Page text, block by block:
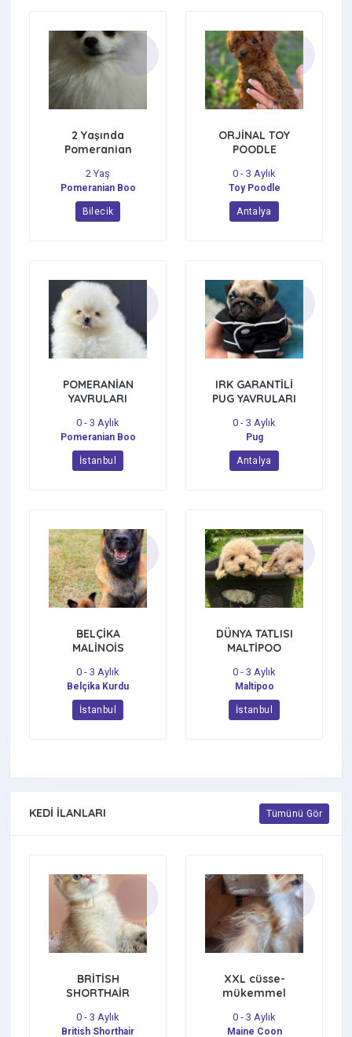
2 Yaşında
Pomeranian
2 Yaş
Pomeranian Boo
Bilecik
ORJİNAL TOY
POODLE
0 - 3 Aylık
Toy Poodle
Antalya
POMERANİAN
YAVRULARI
0 - 3 Aylık
Pomeranian Boo
İstanbul
IRK GARANTİLİ
PUG YAVRULARI
0 - 3 Aylık
Pug
Antalya
BELÇİKA
MALİNOİS
0 - 3 Aylık
Belçika Kurdu
İstanbul
DÜNYA TATLISI
MALTİPOO
0 - 3 Aylık
Maltipoo
İstanbul
KEDI İLANLARI Tümünü Gör
BRİTİSH
SHORTHAİR
0 - 3 Aylık
British Shorthair
XXL cüsse-
mükemmel
belge
0 - 3 Aylık
Maine Coon